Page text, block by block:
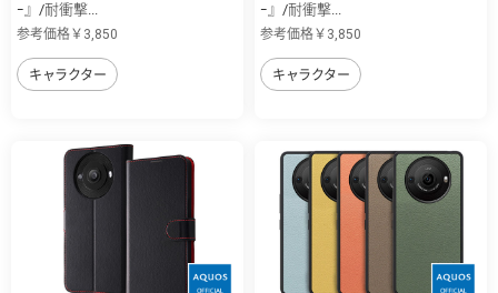
ｰ』/耐衝撃...
参考価格￥3,850
キャラクター
ｰ』/耐衝撃...
参考価格￥3,850
キャラクター